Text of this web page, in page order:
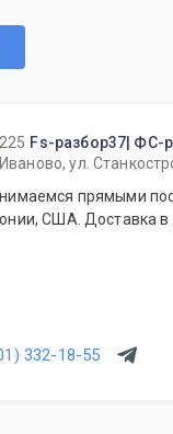
225 Fs-разбор37| ФС-
Иваново, ул.
прямыми
США. Доставка в
332-18-55